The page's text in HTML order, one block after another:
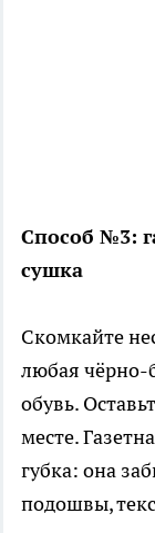
Способ №3:
сушка
Скомкайте
любая чёрно-
обувь.
месте.
губка: она
подошвы,